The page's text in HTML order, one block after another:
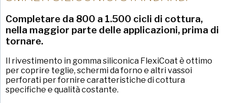
Completare da 800 a 1.500 cicli di cottura,
nella maggior parte delle applicazioni, prima di
tornare.
Il rivestimento in gomma siliconica FlexiCoat è ottimo
per coprire teglie, schermi da forno e altri vassoi
perforati per fornire caratteristiche di cottura
specifiche e qualità costante.
(Obbligatorio)
Nazione *
(Obbligatorio)
di American Pan.